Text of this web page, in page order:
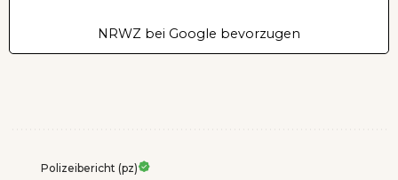
NRWZ bei Google bevorzugen
Polizeibericht (pz)